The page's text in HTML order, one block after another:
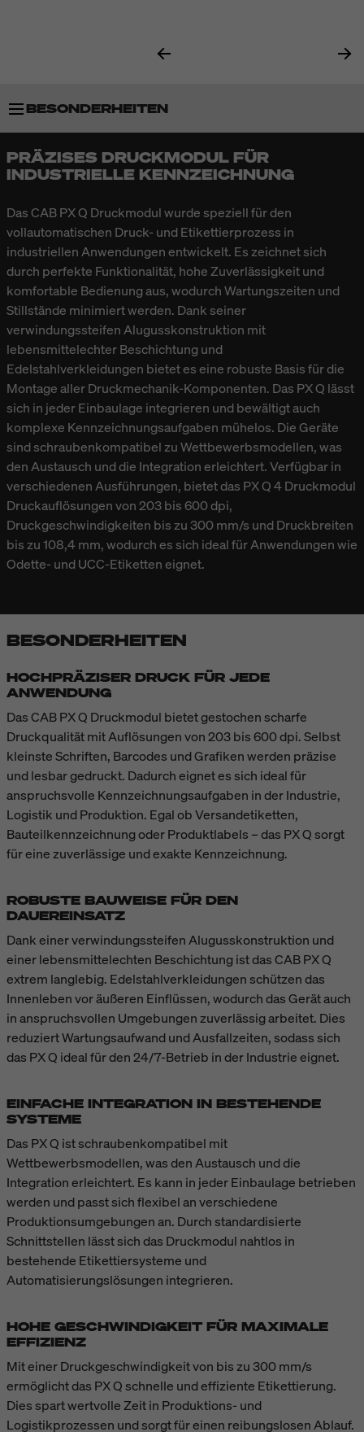
BESONDERHEITEN
TECHNISCHE DATEN
PRÄZISES DRUCKMODUL FÜR
INDUSTRIELLE KENNZEICHNUNG
​Das CAB PX Q Druckmodul wurde speziell für den
vollautomatischen Druck- und Etikettierprozess in
industriellen Anwendungen entwickelt. Es zeichnet sich
durch perfekte Funktionalität, hohe Zuverlässigkeit und
komfortable Bedienung aus, wodurch Wartungszeiten und
Stillstände minimiert werden. Dank seiner
verwindungssteifen Alugusskonstruktion mit
lebensmittelechter Beschichtung und
Edelstahlverkleidungen bietet es eine robuste Basis für die
Montage aller Druckmechanik-Komponenten. Das PX Q lässt
sich in jeder Einbaulage integrieren und bewältigt auch
komplexe Kennzeichnungsaufgaben mühelos. Die Geräte
sind schraubenkompatibel zu Wettbewerbsmodellen, was
den Austausch und die Integration erleichtert. Verfügbar in
verschiedenen Ausführungen, bietet das PX Q 4 Druckmodul
Druckauflösungen von 203 bis 600 dpi,
Druckgeschwindigkeiten bis zu 300 mm/s und Druckbreiten
bis zu 108,4 mm, wodurch es sich ideal für Anwendungen wie
Odette- und UCC-Etiketten eignet.
BESONDERHEITEN
HOCHPRÄZISER DRUCK FÜR JEDE
ANWENDUNG
Das CAB PX Q Druckmodul bietet gestochen scharfe
Druckqualität mit Auflösungen von 203 bis 600 dpi. Selbst
kleinste Schriften, Barcodes und Grafiken werden präzise
und lesbar gedruckt. Dadurch eignet es sich ideal für
anspruchsvolle Kennzeichnungsaufgaben in der Industrie,
Logistik und Produktion. Egal ob Versandetiketten,
Bauteilkennzeichnung oder Produktlabels – das PX Q sorgt
für eine zuverlässige und exakte Kennzeichnung.
ROBUSTE BAUWEISE FÜR DEN
DAUEREINSATZ
Dank einer verwindungssteifen Alugusskonstruktion und
einer lebensmittelechten Beschichtung ist das CAB PX Q
extrem langlebig. Edelstahlverkleidungen schützen das
Innenleben vor äußeren Einflüssen, wodurch das Gerät auch
in anspruchsvollen Umgebungen zuverlässig arbeitet. Dies
reduziert Wartungsaufwand und Ausfallzeiten, sodass sich
das PX Q ideal für den 24/7-Betrieb in der Industrie eignet.
EINFACHE INTEGRATION IN BESTEHENDE
SYSTEME
Das PX Q ist schraubenkompatibel mit
Wettbewerbsmodellen, was den Austausch und die
Integration erleichtert. Es kann in jeder Einbaulage betrieben
werden und passt sich flexibel an verschiedene
Produktionsumgebungen an. Durch standardisierte
Schnittstellen lässt sich das Druckmodul nahtlos in
bestehende Etikettiersysteme und
Automatisierungslösungen integrieren.
HOHE GESCHWINDIGKEIT FÜR MAXIMALE
EFFIZIENZ
Mit einer Druckgeschwindigkeit von bis zu 300 mm/s
ermöglicht das PX Q schnelle und effiziente Etikettierung.
Dies spart wertvolle Zeit in Produktions- und
Logistikprozessen und sorgt für einen reibungslosen Ablauf.